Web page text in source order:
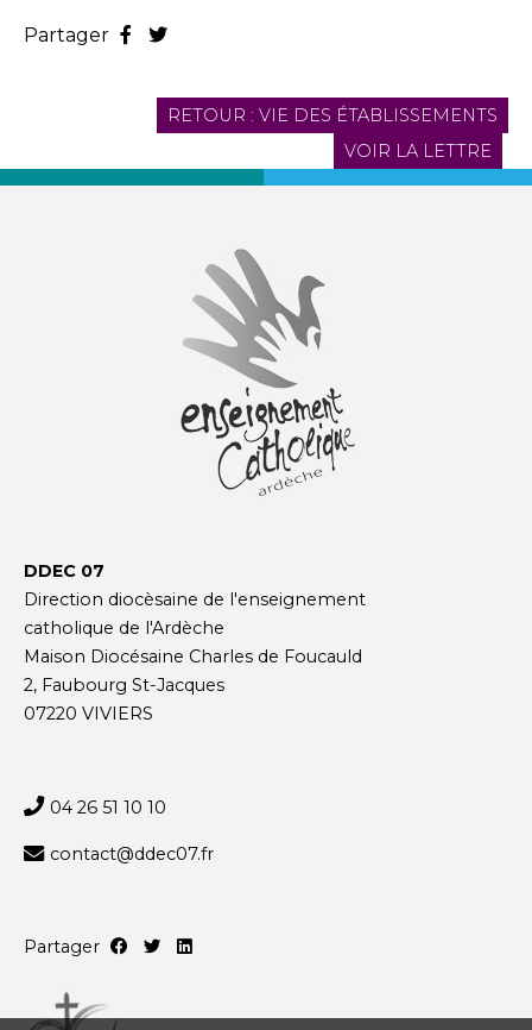
Partager
RETOUR : VIE DES ÉTABLISSEMENTS
VOIR LA LETTRE
DDEC 07
Direction diocèsaine de l'enseignement
catholique de l'Ardèche
Maison Diocésaine Charles de Foucauld
2, Faubourg St-Jacques
07220 VIVIERS
04 26 51 10 10
contact@ddec07.fr
Partager